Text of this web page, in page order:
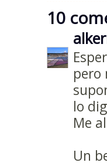
10
pero
lo
Me
Un